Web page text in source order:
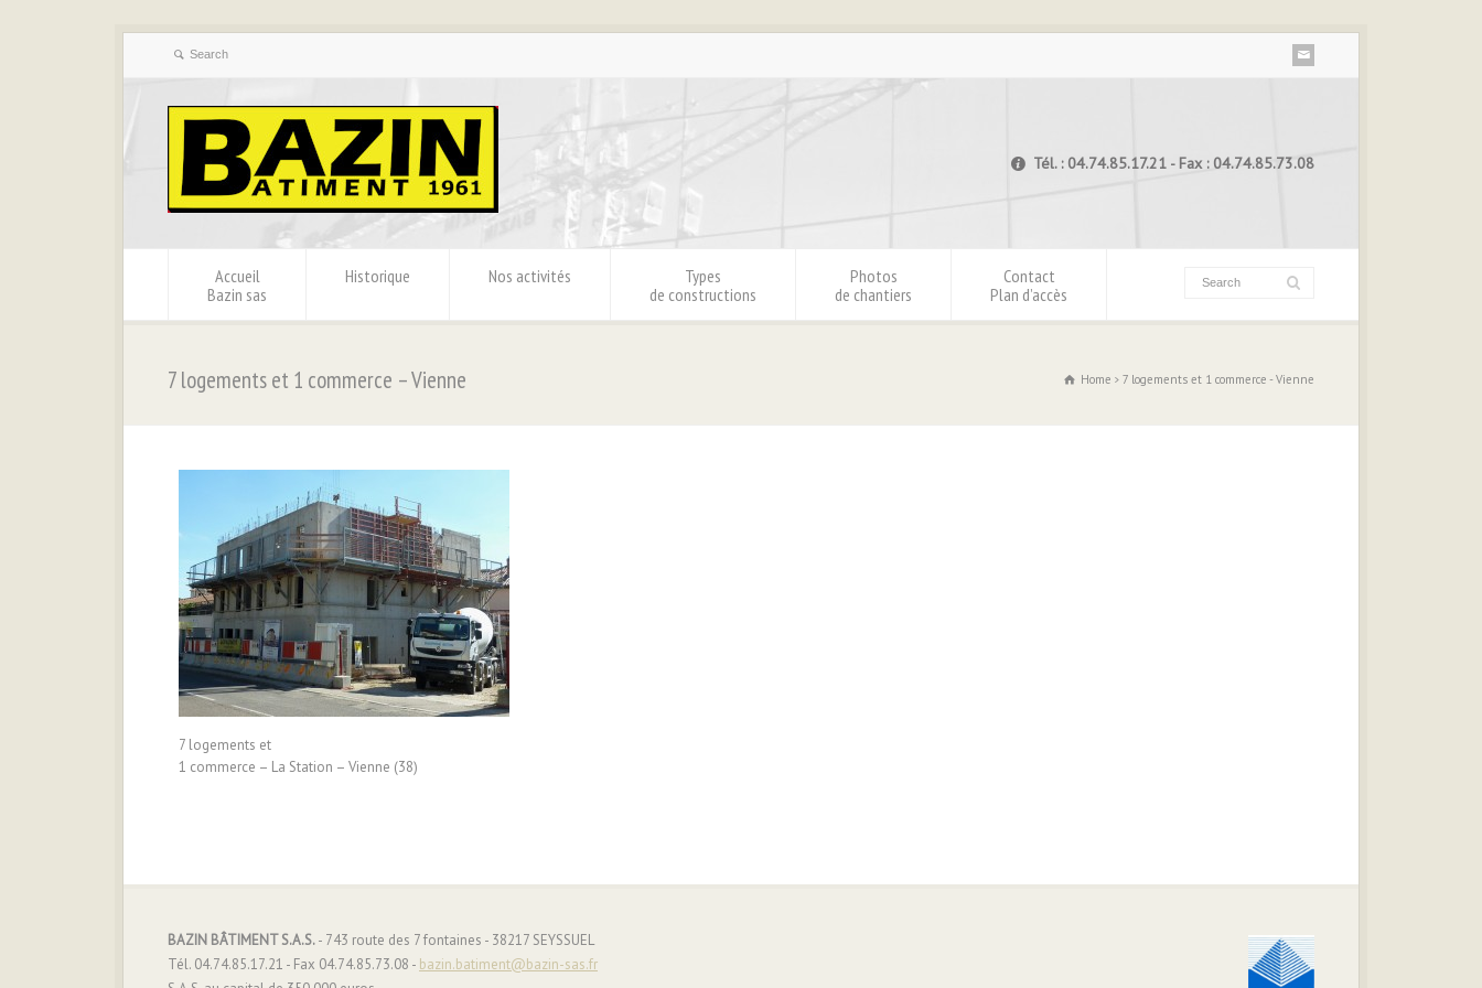
Tél. : 04.74.85.17.21 - Fax : 04.74.85.73.08
Accueil
Bazin sas
Historique Nos activités
Types
de constructions
Photos
de chantiers
Contact
Plan d’accès
7 logements et 1 commerce – Vienne Home 7 logements et 1 commerce - Vienne
7 logements et
1 commerce – La Station – Vienne (38)
BAZIN BÂTIMENT S.A.S.- 743 route des 7 fontaines - 38217 SEYSSUEL
Tél. 04.74.85.17.21 - Fax 04.74.85.73.08 - bazin.batiment@bazin-sas.fr